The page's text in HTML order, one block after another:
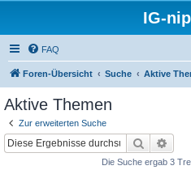
IG-
FAQ
Foren-Übersicht Suche Aktive
Aktive Themen
Zur erweiterten Suche
Suche
Die Suche ergab 3